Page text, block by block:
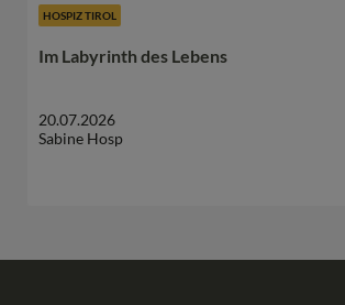
HOSPIZ TIROL
Im Labyrinth des Lebens
20.07.2026
Sabine Hosp